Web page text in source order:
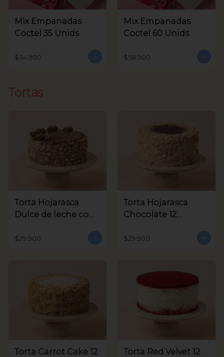
Mix Empanadas
Coctel 35 Unids
$34.900
Mix Empanadas
Coctel 60 Unids
$58.900
Tortas
Torta Hojarasca
Dulce de leche con
aprox
$29.900
Torta Hojarasca
Chocolate 12
$29.900
Torta Carrot Cake 12 Torta Red Velvet 12